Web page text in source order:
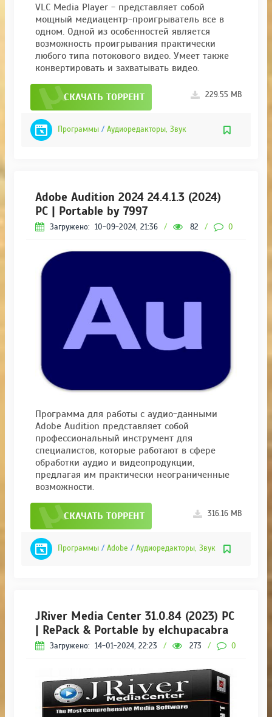
VLC Media Player - представляет собой
мощный медиацентр-проигрыватель все в
одном. Одной из особенностей является
возможность проигрывания практически
любого типа потокового видео. Умеет также
конвертировать и захватывать видео.
СКАЧАТЬ ТОРРЕНТ 229.55 MB
Программы / Аудиоредакторы, Звук
Adobe Audition 2024 24.4.1.3 (2024)
РС | Portable by 7997
Загружено: 10-09-2024, 21:36 / 82 / 0
Программа для работы с аудио-данными
Adobe Audition представляет собой
профессиональный инструмент для
специалистов, которые работают в сфере
обработки аудио и видеопродукции,
предлагая им практически неограниченные
возможности.
СКАЧАТЬ ТОРРЕНТ 316.16 MB
Программы / Adobe / Аудиоредакторы, Звук
JRiver Media Center 31.0.84 (2023) PC
| RePack & Portable by elchupacabra
Загружено: 14-01-2024, 22:23 / 273 / 0